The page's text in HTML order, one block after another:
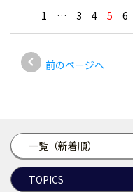
一覧（新着順）
TOPICS
1
前のページへ
… 3 4 5 6